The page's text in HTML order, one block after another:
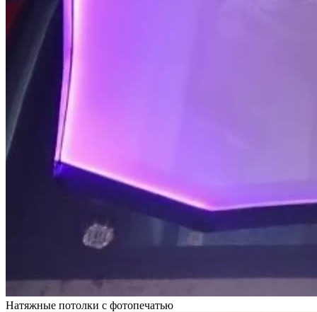
Натяжные потолки с фотопечатью